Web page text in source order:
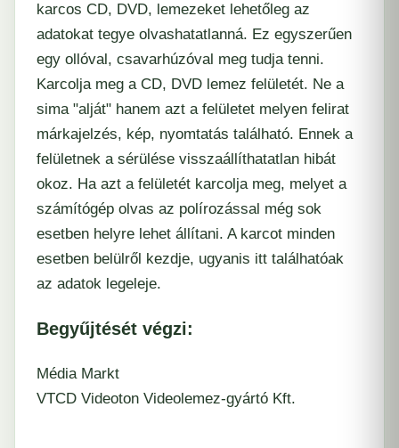
karcos CD, DVD, lemezeket lehetőleg az
adatokat tegye olvashatatlanná. Ez egyszerűen
egy ollóval, csavarhúzóval meg tudja tenni.
Karcolja meg a CD, DVD lemez felületét. Ne a
sima "alját" hanem azt a felületet melyen felirat
márkajelzés, kép, nyomtatás található. Ennek a
felületnek a sérülése visszaállíthatatlan hibát
okoz. Ha azt a felületét karcolja meg, melyet a
számítógép olvas az polírozással még sok
esetben helyre lehet állítani. A karcot minden
esetben belülről kezdje, ugyanis itt találhatóak
az adatok legeleje.
Begyűjtését végzi:
Média Markt
VTCD Videoton Videolemez-gyártó Kft.